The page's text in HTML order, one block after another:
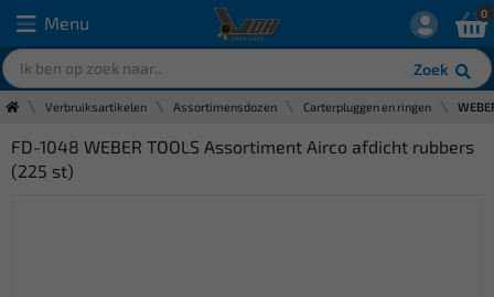
Menu
Zoek
0
Verbruiksartikelen Assortimensdozen Carterpluggen en ringen
FD-1048 WEBER TOOLS Assortiment Airco afdicht rubbers
(225 st)